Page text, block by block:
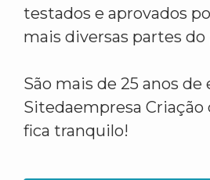
testados e aprovados
mais diversas partes do
São mais de 25 anos
Sitedaempresa Criação
fica tranquilo!